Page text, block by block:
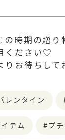
時期の贈り
ください♡
りお待ちし
レンタイン
テム プ